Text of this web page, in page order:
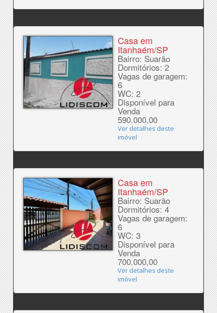
Casa em
Itanhaém/SP
Bairro: Suarão
Dormitórios: 2
Vagas de garagem:
6
WC: 2
Disponível para
Venda
590.000,00
Ver detalhes deste
imóvel
Casa em
Itanhaém/SP
Bairro: Suarão
Dormitórios: 4
Vagas de garagem:
6
WC: 3
Disponível para
Venda
700.000,00
Ver detalhes deste
imóvel